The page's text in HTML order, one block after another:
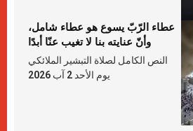
عطاء الرّبّ يسوع هو عطاء شامل،
وأنّ عنايته بنا لا تغيب عنّا أبدًا
النص الكامل لصلاة التبشير الملائكي
يوم الأحد 2 آب 2026